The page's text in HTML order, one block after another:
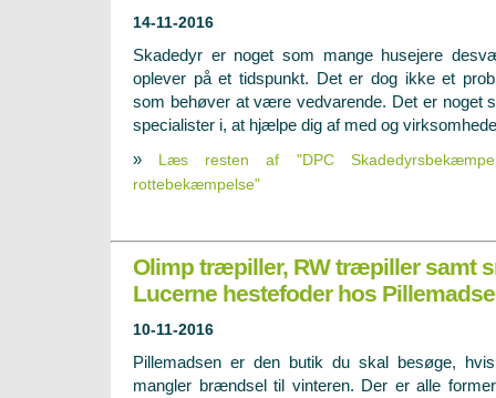
14-11-2016
Skadedyr er noget som mange husejere
oplever på et tidspunkt. Det er dog ikke et
som behøver at være vedvarende. Det er noget
specialister i, at hjælpe dig af med og
» Læs resten af "DPC
rottebekæmpelse"
Olimp træpiller, RW træpiller samt
Lucerne hestefoder hos
10-11-2016
Pillemadsen er den butik du skal besøge,
mangler brændsel til vinteren. Der er alle